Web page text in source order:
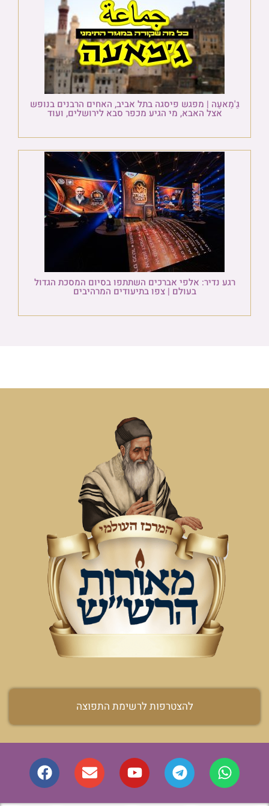
גַ'מַאעַה | מפגש פיסגה בתל אביב, האחים הרבנים בנופש
אצל האבא, מי הגיע מכפר סבא לירושלים, ועוד
רגע נדיר: אלפי אברכים השתתפו בסיום המסכת הגדול
בעולם | צפו בתיעודים המרהיבים
להצטרפות לרשימת התפוצה